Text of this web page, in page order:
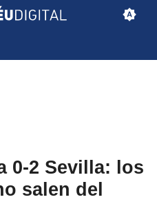
0-2 Sevilla: los
salen del